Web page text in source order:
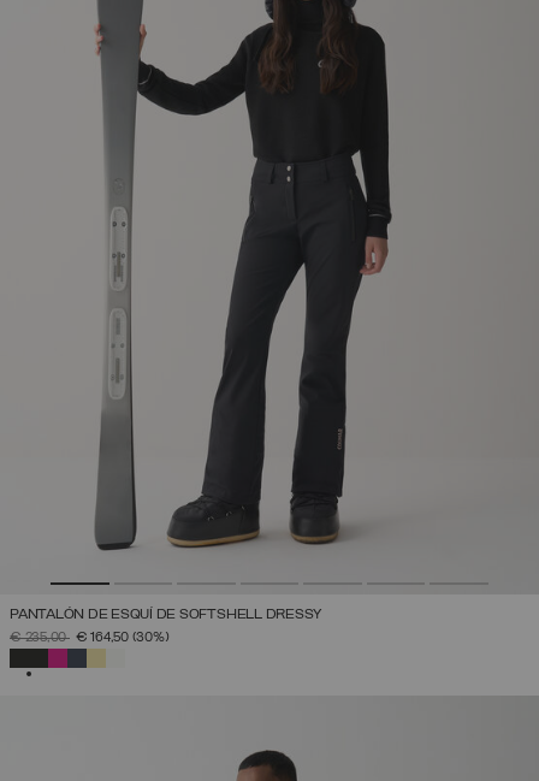
PANTALÓN DE ESQUÍ DE SOFTSHELL DRESSY
PRECIO REBAJADO DE
€ 235,00A€ 164,50 (30%)